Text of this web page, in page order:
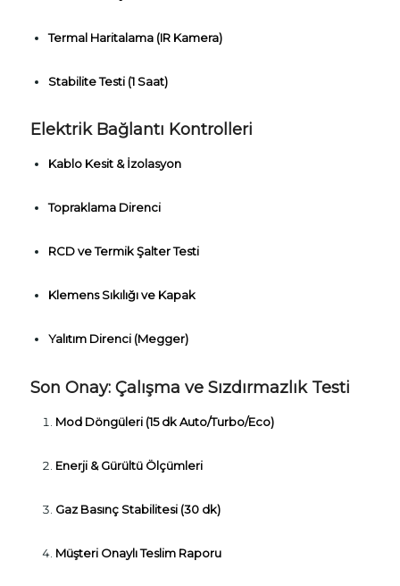
Termal Haritalama (IR Kamera)
Stabilite Testi (1 Saat)
Elektrik Bağlantı Kontrolleri
Kablo Kesit & İzolasyon
Topraklama Direnci
RCD ve Termik Şalter Testi
Klemens Sıkılığı ve Kapak
Yalıtım Direnci (Megger)
Son Onay: Çalışma ve Sızdırmazlık Testi
Mod Döngüleri (15 dk Auto/Turbo/Eco)
Enerji & Gürültü Ölçümleri
Gaz Basınç Stabilitesi (30 dk)
Müşteri Onaylı Teslim Raporu